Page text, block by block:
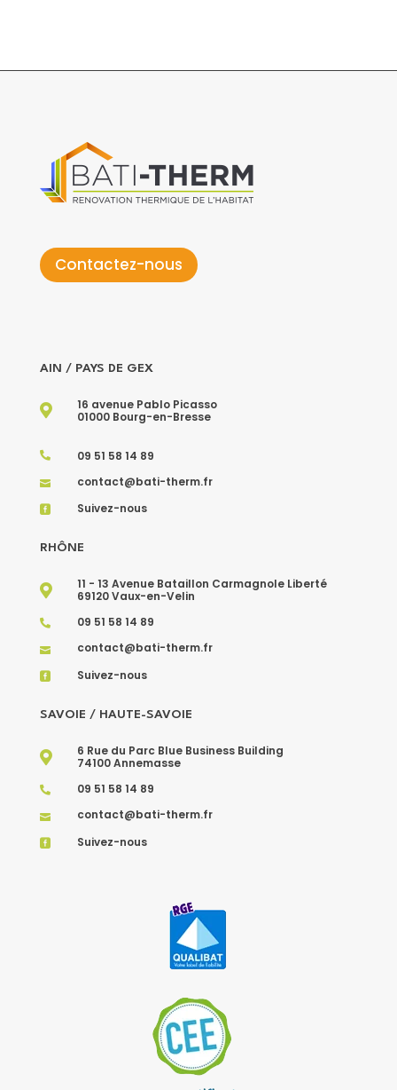
Contactez-nous
AIN / PAYS DE GEX

16 avenue Pablo Picasso
01000 Bourg-en-Bresse
 09 51 58 14 89
 contact@bati-therm.fr
 Suivez-nous
RHÔNE

11 - 13 Avenue Bataillon Carmagnole Liberté
69120 Vaux-en-Velin
 09 51 58 14 89
 contact@bati-therm.fr
 Suivez-nous
SAVOIE / HAUTE-SAVOIE

6 Rue du Parc Blue Business Building
74100 Annemasse
 09 51 58 14 89
 contact@bati-therm.fr
 Suivez-nous